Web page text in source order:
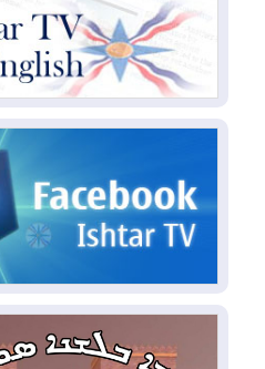
2026-08-05
مليون قدم مكعب يومياً من غاز
إقليم كوردستان إلى وزارة
ملامح أخطر التحديات التي
2026-08-05
شخص بينهم 156 قاصرا
الحرائق
2026-08-04سومو: إنتاج
كوردستان انخفض إلى أقل من 10%